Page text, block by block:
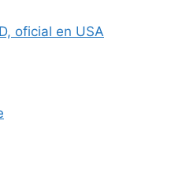
oficial en USA